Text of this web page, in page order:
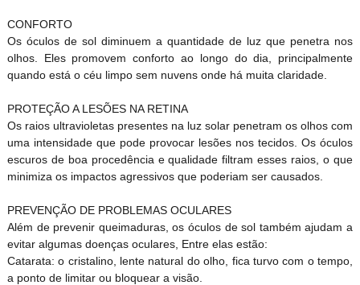
CONFORTO
Os óculos de sol diminuem a quantidade de luz que penetra nos
olhos. Eles promovem conforto ao longo do dia, principalmente
quando está o céu limpo sem nuvens onde há muita claridade.
PROTEÇÃO A LESÕES NA RETINA
Os raios ultravioletas presentes na luz solar penetram os olhos com
uma intensidade que pode provocar lesões nos tecidos. Os óculos
escuros de boa procedência e qualidade filtram esses raios, o que
minimiza os impactos agressivos que poderiam ser causados.
PREVENÇÃO DE PROBLEMAS OCULARES
Além de prevenir queimaduras, os óculos de sol também ajudam a
evitar algumas doenças oculares, Entre elas estão:
Catarata: o cristalino, lente natural do olho, fica turvo com o tempo,
a ponto de limitar ou bloquear a visão.